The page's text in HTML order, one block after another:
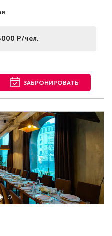
Р/чел.
ЗАБРОНИРОВАТЬ